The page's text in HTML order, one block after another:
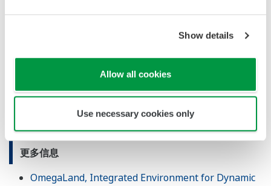
Show details
Allow all cookies
Use necessary cookies only
本新闻稿中的公司、组织、产品、服务和标识等名称是横河电机公
司或其各自所有者的商标或注册商标。
更多信息
OmegaLand, Integrated Environment for Dynamic